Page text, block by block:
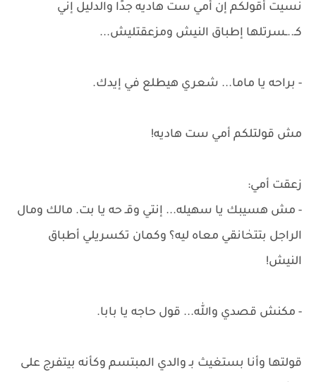
نسيت أقولكم إن أمي ست هاديه جدًا والدليل إني
كـ..ـسرتلها إطباق النيش ومزعقتليش...
- براحه يا ماما... شعري هيطلع في إيدك.
مش قولتلكم أمي ست هاديه!
زعقت أمي:
- مش هسيبك يا سهيله... إنتي وقـ حه يا بت. مالك ومال
الراجل بتتحٰانقي معاه ليه؟ وكمان تكسريلي أطباق
النيش!
- مكنش قصدي والله... قول حاجه يا بابا.
قولتها وأنا بستغيث بـ والدي المبتسم وكأنه بيتفرج على